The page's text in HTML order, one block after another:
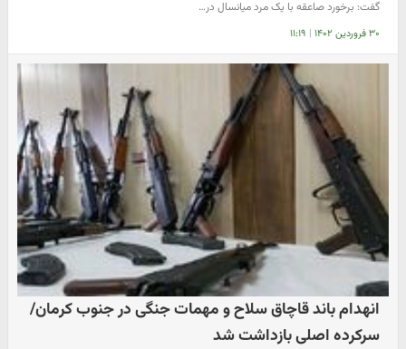
گفت: برخورد صاعقه با یک مرد میانسال در…
۳۰ فروردین ۱۴۰۲ | ۱۱:۱۹
انهدام باند قاچاق سلاح و مهمات جنگی در جنوب کرمان/
سرکرده اصلی بازداشت شد